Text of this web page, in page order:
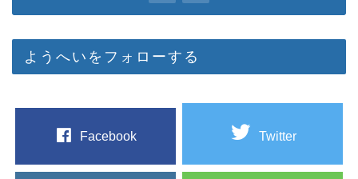
ようへいをフォローする
Facebook Twitter